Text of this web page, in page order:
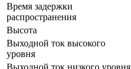
Время задержки
распространения
Высота
Выходной ток высокого
уровня
Выходной ток низкого уровня